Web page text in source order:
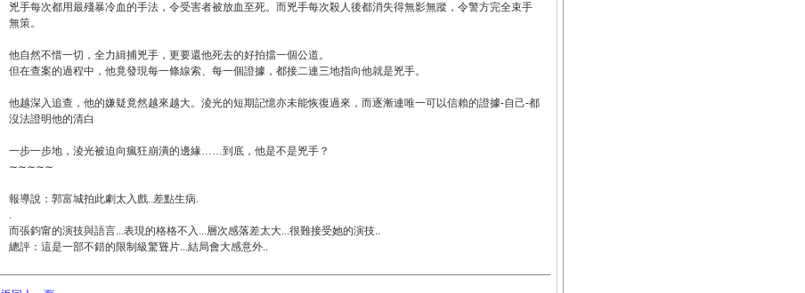
兇手每次都用最殘暴冷血的手法，令受害者被放血至死。而兇手每次殺人後都消失得無影無蹤，令警方完全束手
無策。
他自然不惜一切，全力緝捕兇手，更要還他死去的好拍擋一個公道。
但在查案的過程中，他竟發現每一條線索、每一個證據，都接二連三地指向他就是兇手。
他越深入追查，他的嫌疑竟然越來越大。淩光的短期記憶亦未能恢復過來，而逐漸連唯一可以信賴的證據-自己-都
沒法證明他的清白
一步一步地，淩光被迫向瘋狂崩潰的邊緣……到底，他是不是兇手？
∼∼∼∼∼
報導說：郭富城拍此劇太入戲..差點生病.
.
而張鈞甯的演技與語言...表現的格格不入...層次感落差太大...很難接受她的演技..
總評：這是一部不錯的限制級驚聳片...結局會大感意外..